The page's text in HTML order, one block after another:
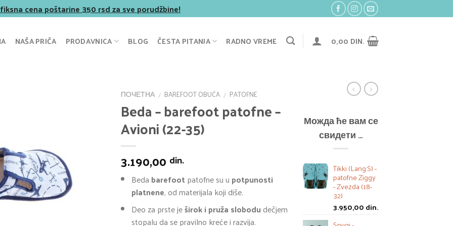
cena poštarine 350 rsd za sve porudžbine!
NAŠA PRIČA PRODAVNICA BLOG ČESTA PITANJA RADNO VREME 0,00 DIN.
ПОЧЕТНА / BAREFOOT OBUĆA / PATOFNE
Beda – barefoot patofne –
Avioni (22-35)
3.190,00 din.
Beda barefootpatofne su u potpunosti
platnene, od materijala koji diše.
Deo za prste ješirok i pruža slobodu dečjem
stopalu da se pravilno kreće i razvija.
Можда ће вам се
свидети …
Tikki (Lang.S) -
patofne Ziggy
- Zvezda (18-
32)
3.950,00din.